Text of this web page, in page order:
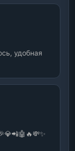
удобная